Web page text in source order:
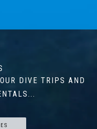
DIVE TRIPS AND